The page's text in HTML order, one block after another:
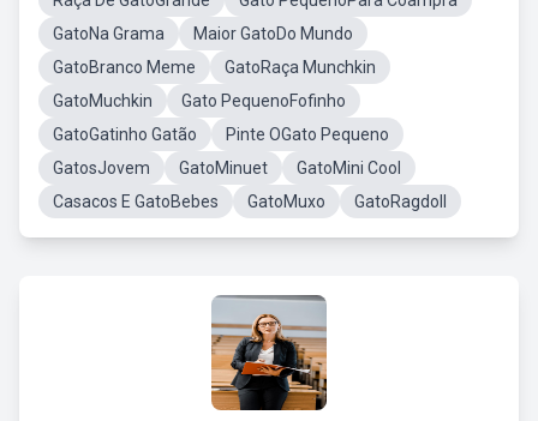
GatoNa Grama
Maior GatoDo Mundo
GatoBranco Meme
GatoRaça Munchkin
GatoMuchkin
Gato PequenoFofinho
GatoGatinho Gatão
Pinte OGato Pequeno
GatosJovem
GatoMinuet
GatoMini Cool
Casacos E GatoBebes
GatoMuxo GatoRagdoll